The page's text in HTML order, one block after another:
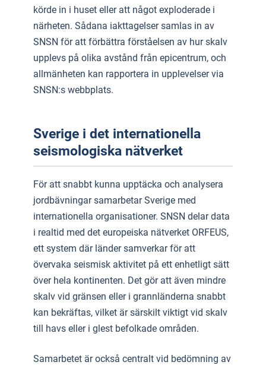
körde in i huset eller att något exploderade i
närheten. Sådana iakttagelser samlas in av
SNSN för att förbättra förståelsen av hur skalv
upplevs på olika avstånd från epicentrum, och
allmänheten kan rapportera in upplevelser via
SNSN:s webbplats.
Sverige i det internationella
seismologiska nätverket
För att snabbt kunna upptäcka och analysera
jordbävningar samarbetar Sverige med
internationella organisationer. SNSN delar data
i realtid med det europeiska nätverket ORFEUS,
ett system där länder samverkar för att
övervaka seismisk aktivitet på ett enhetligt sätt
över hela kontinenten. Det gör att även mindre
skalv vid gränsen eller i grannländerna snabbt
kan bekräftas, vilket är särskilt viktigt vid skalv
till havs eller i glest befolkade områden.
Samarbetet är också centralt vid bedömning av